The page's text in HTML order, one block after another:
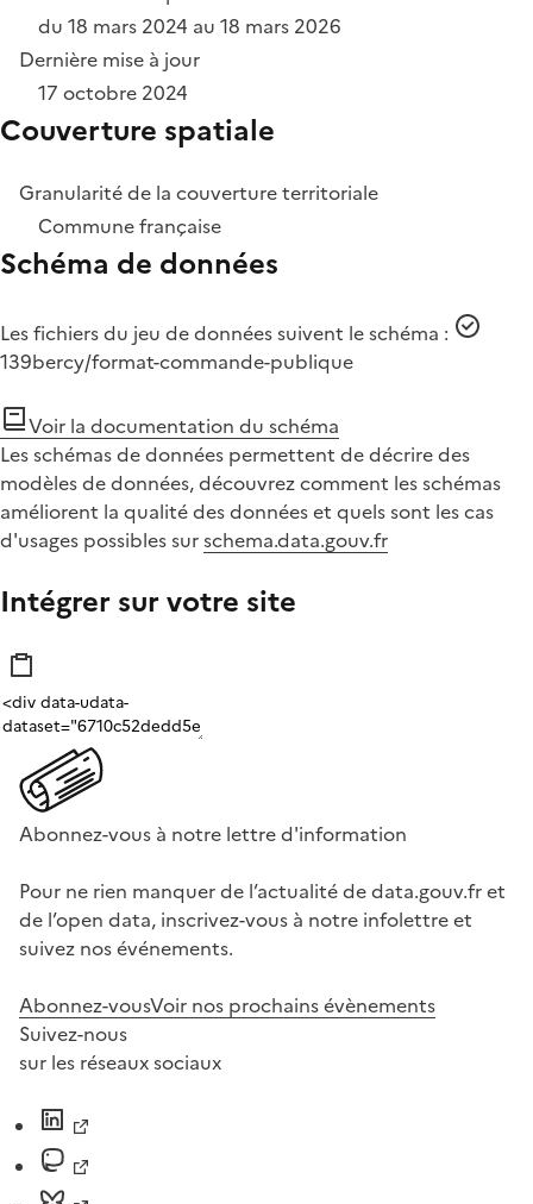
du 18 mars 2024 au 18 mars 2026
Dernière mise à jour
17 octobre 2024
Couverture spatiale
Granularité de la couverture territoriale
Commune française
Schéma de données
Les fichiers du jeu de données suivent le schéma :
139bercy/format-commande-publique
Voir la documentation du schéma
Les schémas de données permettent de décrire des
modèles de données, découvrez comment les schémas
améliorent la qualité des données et quels sont les cas
d'usages possibles surschema.data.gouv.fr
Intégrer sur votre site
Abonnez-vous à notre lettre d'information
Pour ne rien manquer de l’actualité de data.gouv.fr et
de l’open data, inscrivez-vous à notre infolettre et
suivez nos événements.
Abonnez-vousVoir nos prochains évènements
Suivez-nous
sur les réseaux sociaux